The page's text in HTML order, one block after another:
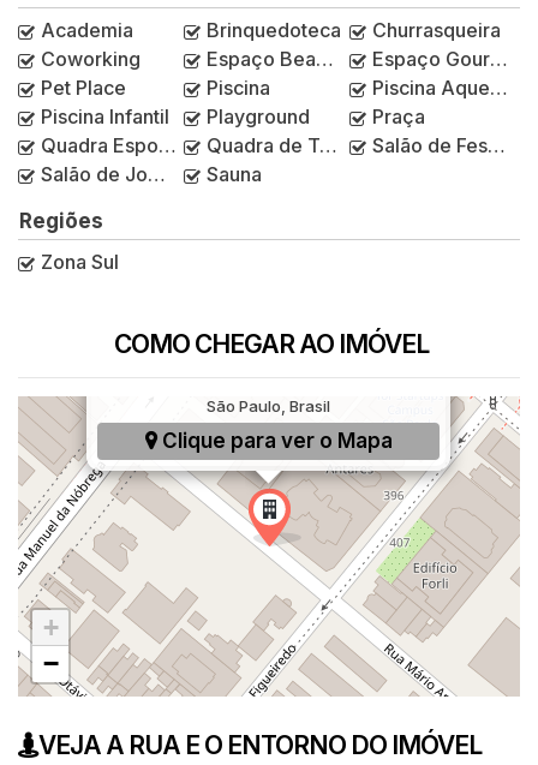
Academia
Brinquedoteca
Churrasqueira
Coworking
Espaço Beauty
Espaço Gourmet
Pet Place
Piscina
Piscina Aquecida
Piscina Infantil
Playground
Praça
Quadra Esportiva
Quadra de Tênis
Salão de Festas
Salão de Jogos
Sauna
Regiões
Zona Sul
COMO CHEGAR AO IMÓVEL
Rua Mário Amaral, 50, Paraíso, São Paulo, SP,
São Paulo, Brasil
Clique para ver o Mapa
+
−
VEJA A RUA E O ENTORNO DO IMÓVEL